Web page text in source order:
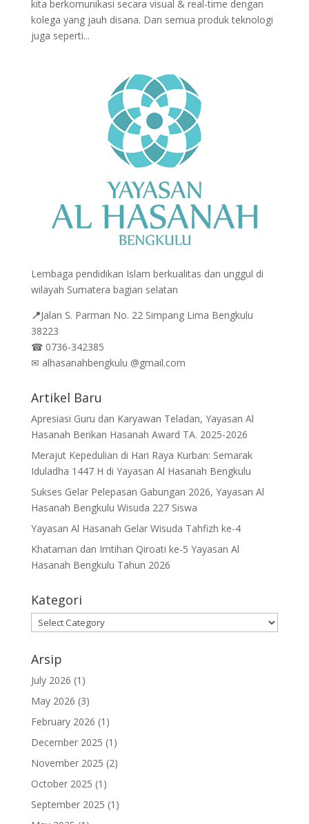
kita berkomunikasi secara visual & real-time dengan
kolega yang jauh disana. Dan semua produk teknologi
juga seperti...
Lembaga pendidikan Islam berkualitas dan unggul di
wilayah Sumatera bagian selatan
📍Jalan S. Parman No. 22 Simpang Lima Bengkulu
38223
☎0736-342385
✉ alhasanahbengkulu @gmail.com
Artikel Baru
Apresiasi Guru dan Karyawan Teladan, Yayasan Al
Hasanah Berikan Hasanah Award TA. 2025-2026
Merajut Kepedulian di Hari Raya Kurban: Semarak
Iduladha 1447 H di Yayasan Al Hasanah Bengkulu
Sukses Gelar Pelepasan Gabungan 2026, Yayasan Al
Hasanah Bengkulu Wisuda 227 Siswa
Yayasan Al Hasanah Gelar Wisuda Tahfizh ke-4
Khataman dan Imtihan Qiroati ke-5 Yayasan Al
Hasanah Bengkulu Tahun 2026
Kategori
Kategori
Arsip
July 2026 (1)
May 2026 (3)
February 2026 (1)
December 2025 (1)
November 2025 (2)
October 2025 (1)
September 2025 (1)